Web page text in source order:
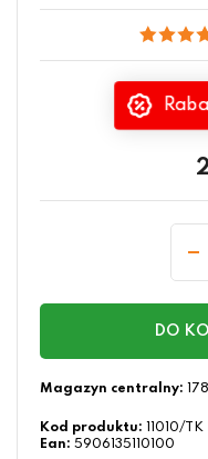
DO
Magazyn centralny:
Kod produktu:
11010/
Ean: 5906135110100